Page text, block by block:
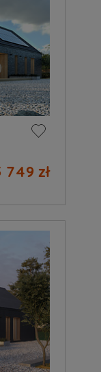
749 zł